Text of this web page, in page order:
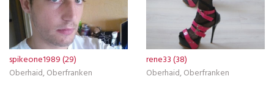
spikeone1989 (29)
Oberhaid, Oberfranken
rene33 (38)
Oberhaid, Oberfranken